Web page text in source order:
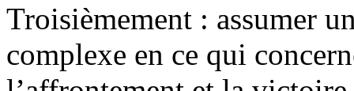
Troisièmement : assumer
complexe en ce qui